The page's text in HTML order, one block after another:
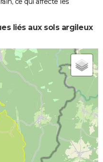
liés aux sols argileux